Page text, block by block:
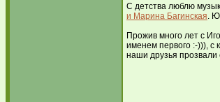
С детства люблю
и Марина Багинская .
Прожив много лет с
именем первого :-))), с
наши друзья прозвали